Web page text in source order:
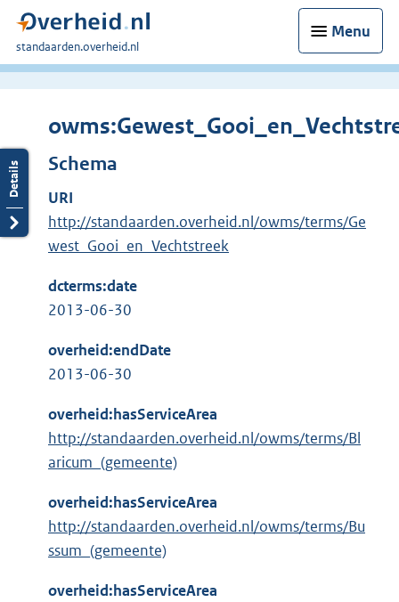
Menu
U
bent
standaarden.overheid.nl
Schema
URI
http://standaarden.overheid.nl/owms/terms/Ge
west_Gooi_en_Vechtstreek
dcterms:date
2013-06-30
overheid:endDate
2013-06-30
overheid:hasServiceArea
http://standaarden.overheid.nl/owms/terms/Bl
aricum_(gemeente)
overheid:hasServiceArea
http://standaarden.overheid.nl/owms/terms/Bu
ssum_(gemeente)
overheid:hasServiceArea